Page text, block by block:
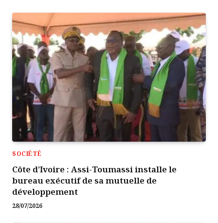
SOCIÉTÉ
Côte d’Ivoire : Assi-Toumassi installe le
bureau exécutif de sa mutuelle de
développement
28/07/2026